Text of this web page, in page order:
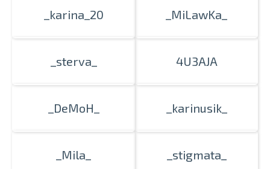
_karina_20 _MiLawKa_
_sterva_ 4U3AJA
_DeMoH_ _karinusik_
_Mila_ _stigmata_